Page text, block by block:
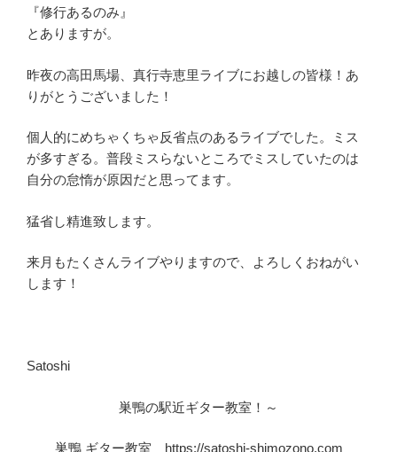
『修行あるのみ』
とありますが。
昨夜の高田馬場、真行寺恵里ライブにお越しの皆様！あ
りがとうございました！
個人的にめちゃくちゃ反省点のあるライブでした。ミス
が多すぎる。普段ミスらないところでミスしていたのは
自分の怠惰が原因だと思ってます。
猛省し精進致します。
来月もたくさんライブやりますので、よろしくおねがい
します！
Satoshi
巣鴨の駅近ギター教室！～
巣鴨 ギター教室 https://satoshi-shimozono.com